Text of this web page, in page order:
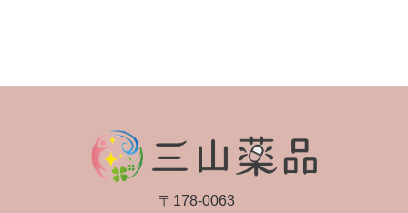
〒178-0063